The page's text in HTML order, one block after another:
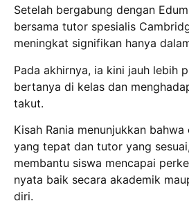
Setelah bergabung dengan
bersama tutor spesialis
meningkat signifikan hanya
Pada akhirnya, ia kini jauh lebih
bertanya di kelas dan
takut.
Kisah Rania menunjukkan
yang tepat dan tutor yang
membantu siswa mencapai
nyata baik secara akademik
diri.